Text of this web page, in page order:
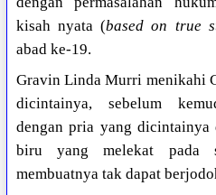
kisah nyata (based on true
abad ke-19.
Gravin Linda Murri menikahi
dicintainya, sebelum
dengan pria yang dicintainya
biru yang melekat pada
membuatnya tak dapat